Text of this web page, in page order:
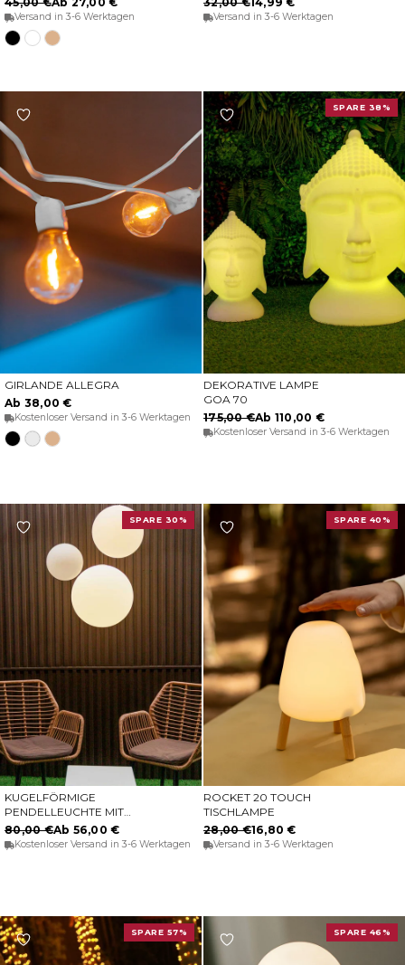
Versand in 3-6 Werktagen
Schwarz
Weiße
Beige
Versand in 3-6 Werktagen
OPTIONEN WÄHLEN
GIRLANDE ALLEGRA
Ab 38,00 €
Kostenloser Versand in 3-6 Werktagen
Schwarz
WeißJute
SPARE 38%
OPTIONEN WÄHLEN
DEKORATIVE LAMPE
GOA 70
175,00 €Ab 110,00 €
Kostenloser Versand in 3-6 Werktagen
SPARE 30%
OPTIONEN WÄHLEN
KUGELFÖRMIGE
PENDELLEUCHTE MIT
WIEDERAUFLADBARER
BATTERIE PIANETA
80,00 €Ab 56,00 €
Kostenloser Versand in 3-6 Werktagen
SPARE 40%
IN DEN WARENKORB
ROCKET 20 TOUCH
TISCHLAMPE
28,00 €16,80 €
Versand in 3-6 Werktagen
SPARE 57% SPARE 46%